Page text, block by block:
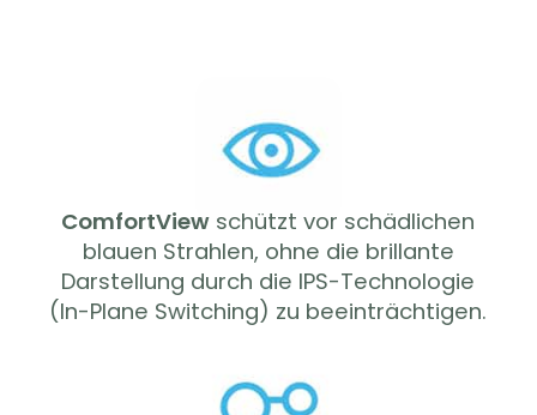
ComfortView schützt vor schädlichen
blauen Strahlen, ohne die brillante
Darstellung durch die IPS-Technologie
(In-Plane Switching) zu beeinträchtigen.